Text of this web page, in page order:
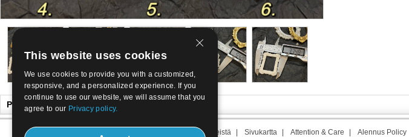
Pidät ehkä myös
Aikavälin meistä Sivukartta Attention & Care Alennus Policy
This website uses cookies
We use cookies to provide you with a customized,
responsive, and a personalized experience. If you
continue to use our website, we will assume that you
agree to our Privacy policy.